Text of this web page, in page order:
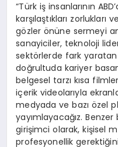
“Türk iş insanlarının
karşılaştıkları zorlukları
gözler önüne sermeyi
sanayiciler, teknoloji
sektörlerde fark
doğrultuda kariyer
belgesel tarzı kısa
içerik videolarıyla
medyada ve bazı özel
yayımlayacağız.
girişimci olarak, kişisel
profesyonellik